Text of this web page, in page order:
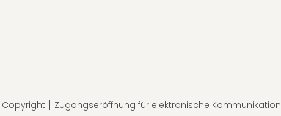
Zugangseröffnung für elektronische Kommunikation